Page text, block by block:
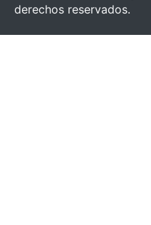
derechos reservados.